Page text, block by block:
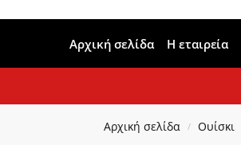
Αρχική σελίδα Η εταιρεία
Αρχική σελίδα / Ουίσκι